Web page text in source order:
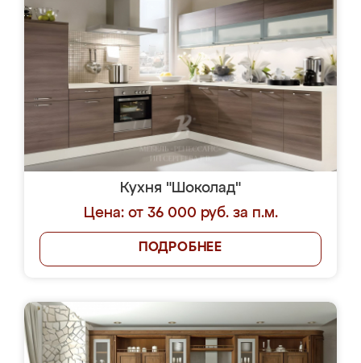
Кухня "Шоколад"
Цена: от 36 000 руб. за п.м.
ПОДРОБНЕЕ